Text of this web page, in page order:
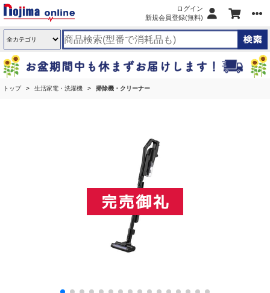
ログイン
新規会員登録(無料)
トップ 生活家電・洗濯機 掃除機・クリーナー